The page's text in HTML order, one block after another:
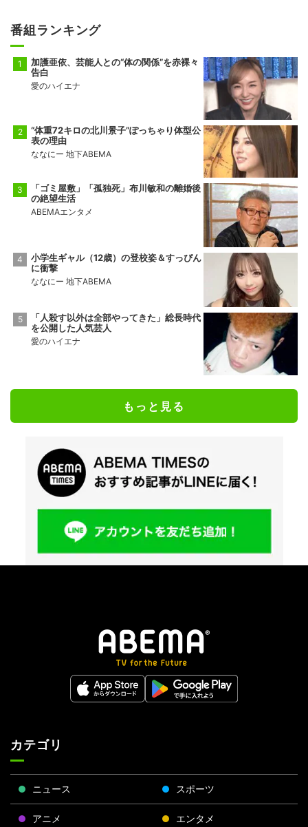
番組ランキング
加護亜依、芸能人との“体の関係”を赤裸々
告白
愛のハイエナ
“体重72キロの北川景子”ぽっちゃり体型公
表の理由
ななにー 地下ABEMA
「ゴミ屋敷」「孤独死」布川敏和の離婚後
の絶望生活
ABEMAエンタメ
小学生ギャル（12歳）の登校姿＆すっぴん
に衝撃
ななにー 地下ABEMA
「人殺す以外は全部やってきた」総長時代
を公開した人気芸人
愛のハイエナ
もっと見る
カテゴリ
ニュース スポーツ
アニメ エンタメ